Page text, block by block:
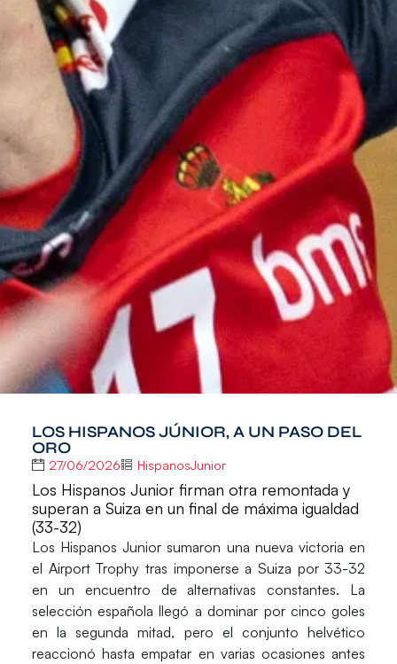
LOS HISPANOS JÚNIOR, A UN PASO DEL
ORO
27/06/2026 HispanosJunior
Los Hispanos Junior firman otra remontada y
superan a Suiza en un final de máxima igualdad
(33-32)
Los Hispanos Junior sumaron una nueva victoria en
el Airport Trophy tras imponerse a Suiza por 33-32
en un encuentro de alternativas constantes. La
selección española llegó a dominar por cinco goles
en la segunda mitad, pero el conjunto helvético
reaccionó hasta empatar en varias ocasiones antes